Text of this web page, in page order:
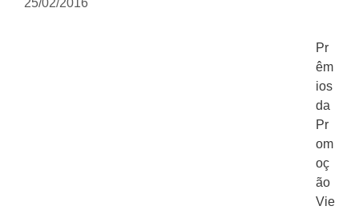
25/02/2016
Pr
êm
ios
da
Pr
om
oç
ão
Vie